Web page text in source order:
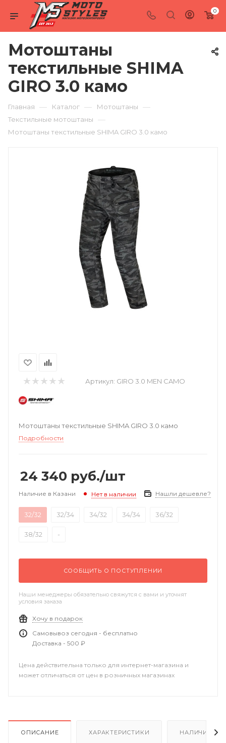
0
Мотоштаны
текстильные SHIMA
GIRO 3.0 камо
Главная — Каталог — Мотоштаны —
Текстильные мотоштаны —
Мотоштаны текстильные SHIMA GIRO 3.0 камо
Артикул: GIRO 3.0 MEN CAMO
Мотоштаны текстильные SHIMA GIRO 3.0 камо
Подробности
24 340 руб./шт
Наличие в Казани Нет в наличии Нашли дешевле?
32/32 32/34 34/32 34/34 36/32
38/32 -
СООБЩИТЬ О ПОСТУПЛЕНИИ
Наши менеджеры обязательно свяжутся с вами и уточнят
условия заказа
Хочу в подарок
Самовывоз сегодня - бесплатно
Доставка - 500 ₽
Цена действительна только для интернет-магазина и
может отличаться от цен в розничных магазинах
ОПИСАНИЕ ХАРАКТЕРИСТИКИ НАЛИЧИЕ В